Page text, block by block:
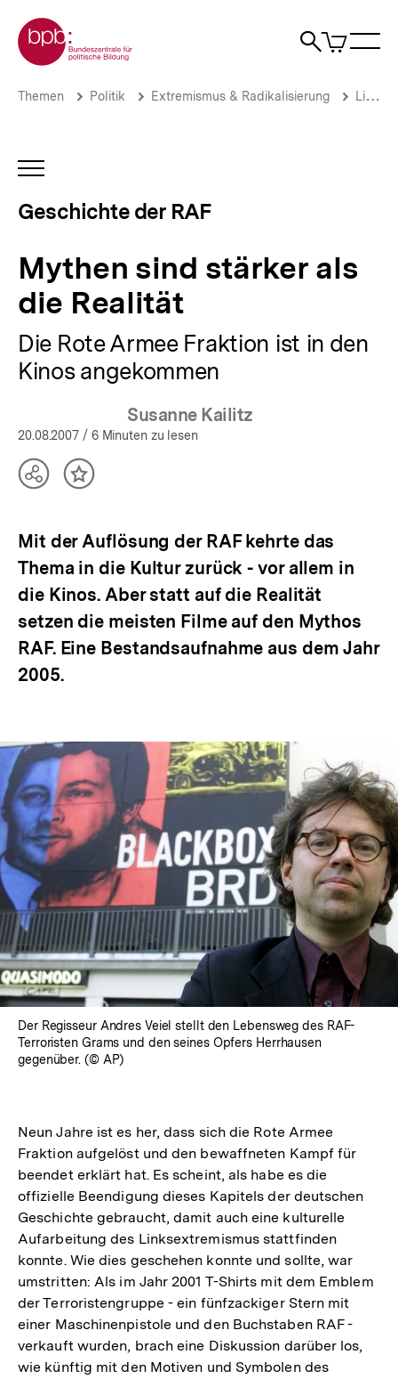
zum
Seiteninhalt
springen
Zur Startseite der bpb
Suche
Artikel
im
Mythen
die
Realität
Die
RAF
bpb.de
Brotkrümelnavigation
Pfadnavigation
Themen Politik Extremismus & Radikalisierung Linksextremismus
INHALTSNAVIGATION
Geschichte der RAF
Mythen sind stärker als
die Realität
Die Rote Armee Fraktion ist in den
Kinos angekommen
Susanne Kailitz
20.08.2007 / 6 Minuten zu lesen
TeilenInhalt
Mit der Auflösung der RAF kehrte das
Thema in die Kultur zurück - vor allem in
die Kinos. Aber statt auf die Realität
setzen die meisten Filme auf den Mythos
RAF. Eine Bestandsaufnahme aus dem Jahr
2005.
Der Regisseur Andres Veiel stellt den Lebensweg des RAF-
Terroristen Grams und den seines Opfers Herrhausen
gegenüber. (© AP)
Neun Jahre ist es her, dass sich die Rote Armee
Fraktion aufgelöst und den bewaffneten Kampf für
beendet erklärt hat. Es scheint, als habe es die
offizielle Beendigung dieses Kapitels der deutschen
Geschichte gebraucht, damit auch eine kulturelle
Aufarbeitung des Linksextremismus stattfinden
konnte. Wie dies geschehen konnte und sollte, war
umstritten: Als im Jahr 2001 T-Shirts mit dem Emblem
der Terroristengruppe - ein fünfzackiger Stern mit
einer Maschinenpistole und den Buchstaben RAF -
verkauft wurden, brach eine Diskussion darüber los,
wie künftig mit den Motiven und Symbolen des